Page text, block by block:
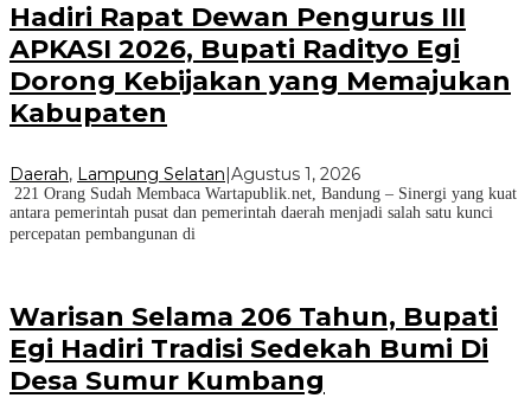
Hadiri Rapat Dewan Pengurus III
APKASI 2026, Bupati Radityo Egi
Dorong Kebijakan yang Memajukan
Kabupaten
Daerah, Lampung Selatan Agustus 1, 2026
221 Orang Sudah Membaca Wartapublik.net, Bandung – Sinergi yang kuat
antara pemerintah pusat dan pemerintah daerah menjadi salah satu kunci
percepatan pembangunan di
Warisan Selama 206 Tahun, Bupati
Egi Hadiri Tradisi Sedekah Bumi Di
Desa Sumur Kumbang